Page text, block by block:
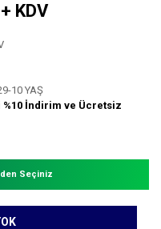
KDV
10 YAŞ
%10 İndirim ve Ücretsiz
Seçiniz